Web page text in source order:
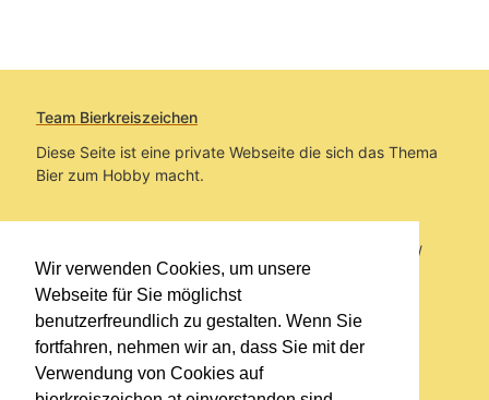
Wir verwenden Cookies, um unsere
Webseite für Sie möglichst
benutzerfreundlich zu gestalten. Wenn Sie
fortfahren, nehmen wir an, dass Sie mit der
Verwendung von Cookies auf
Team Bierkreiszeichen
Diese Seite ist eine private Webseite die sich das Thema
Bier zum Hobby macht.
Sie befinden sich auf https://www.bierkreiszeichen.at/
im Pfad:Bierkreiszeichen/Gesammelte Biere
Erstellt: 2026-08-08
Links